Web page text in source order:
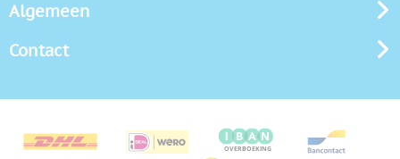
Algemeen
Contact